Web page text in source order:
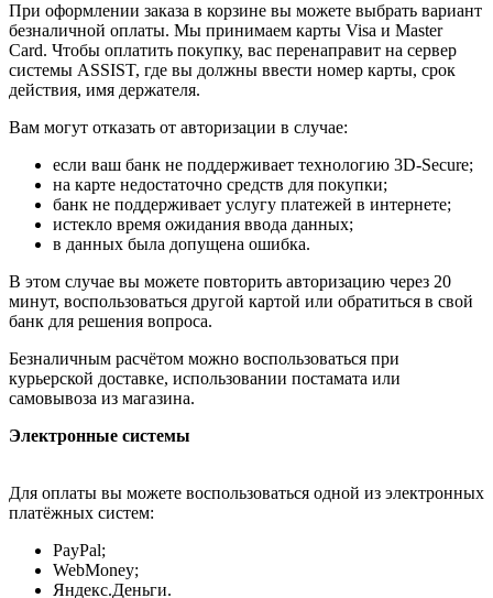
При оформлении заказа в корзине вы можете выбрать вариант
безналичной оплаты. Мы принимаем карты Visa и Master
Card. Чтобы оплатить покупку, вас перенаправит на сервер
системы ASSIST, где вы должны ввести номер карты, срок
действия, имя держателя.
Вам могут отказать от авторизации в случае:
если ваш банк не поддерживает технологию 3D-Secure;
на карте недостаточно средств для покупки;
банк не поддерживает услугу платежей в интернете;
истекло время ожидания ввода данных;
в данных была допущена ошибка.
В этом случае вы можете повторить авторизацию через 20
минут, воспользоваться другой картой или обратиться в свой
банк для решения вопроса.
Безналичным расчётом можно воспользоваться при
курьерской доставке, использовании постамата или
самовывоза из магазина.
Электронные системы
Для оплаты вы можете воспользоваться одной из электронных
платёжных систем:
PayPal;
WebMoney;
Яндекс.Деньги.